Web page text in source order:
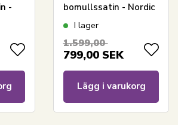
-
bomullssatin - Nordic
Stripe - Grå ränder
I lager
1.599,00
799,00 SEK
Lägg i varukorg